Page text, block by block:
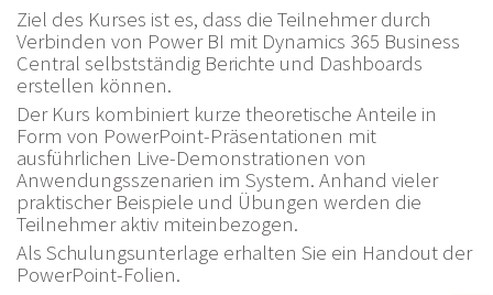
Ziel des Kurses ist es, dass die Teilnehmer durch
Verbinden von Power BI mit Dynamics 365 Business
Central selbstständig Berichte und Dashboards
erstellen können.
Der Kurs kombiniert kurze theoretische Anteile in
Form von PowerPoint-Präsentationen mit
ausführlichen Live-Demonstrationen von
Anwendungsszenarien im System. Anhand vieler
praktischer Beispiele und Übungen werden die
Teilnehmer aktiv miteinbezogen.
Als Schulungsunterlage erhalten Sie ein Handout der
PowerPoint-Folien.